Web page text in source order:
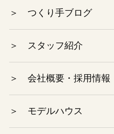
2023年7月
2023年6月
2023年4月
2023年3月
＞ つくり手ブログ
＞ スタッフ紹介
＞ 会社概要・採用情報
＞ モデルハウス